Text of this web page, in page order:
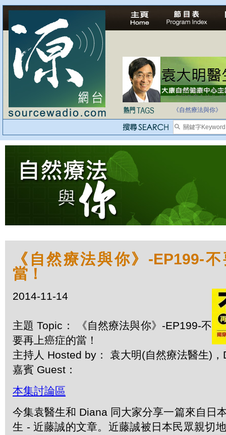
法治社會並不等同
自家教育合法化-
《自然療法與你》
《自然療法與你》-EP199-
當！
2014-11-14
主題 Topic： 《自然療法與你》-EP199-不
要再上癌症的當！
主持人 Hosted by： 袁大明(自然療法醫生)，
嘉賓 Guest：
本集討論區
今集袁醫生和 Diana 同大家分享一篇來自日
生 - 近藤誠的文章。近藤誠被日本民眾親切